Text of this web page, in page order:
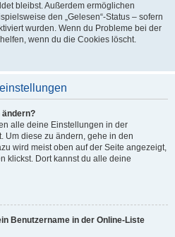
bleibst. Außerdem ermöglichen
den „Gelesen“-Status – sofern
wurden. Wenn du Probleme bei der
wenn du die Cookies löscht.
ändern?
alle deine Einstellungen in der
Um diese zu ändern, gehe in den
wird meist oben auf der Seite angezeigt,
klickst. Dort kannst du alle deine
Benutzername in der Online-Liste